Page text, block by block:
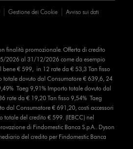
Gestione dei Cookie Avviso sui dati
finalità promozionale. Offerta di credito
2026 al 31/12/2026 come da esempio
bene € 599, in 12 rate da € 53,3 Tan fisso
totale dovuto dal Consumatore € 639,6, 24
Taeg 9,91% Importo totale dovuto dal
rate da € 19,20 Tan fisso 9,54% Taeg
dal Consumatore € 691,20, costi accessori
totale del credito € 599. (IEBCC) nel
di Findomestic Banca S.p.A.. Dyson
del credito per Findomestic Banca